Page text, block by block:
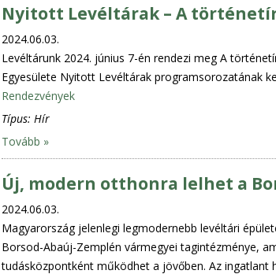
Nyitott Levéltárak – A
2024.06.03.
Levéltárunk 2024. június 7-én rendezi meg A
Egyesülete Nyitott Levéltárak programsorozatának
Rendezvények
Típus: Hír
Tovább »
Új, modern otthonra lelhet a
2024.06.03.
Magyarország jelenlegi legmodernebb levéltári
Borsod-Abaúj-Zemplén vármegyei tagintézménye,
tudásközpontként működhet a jövőben. Az ingatlant